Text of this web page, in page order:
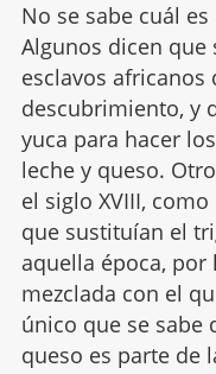
No se sabe cuál es
Algunos dicen
esclavos africanos
descubrimiento, y
yuca para hacer
leche y queso.
el siglo XVIII,
que sustituían el
aquella época,
mezclada con el
único que se sabe
queso es parte de